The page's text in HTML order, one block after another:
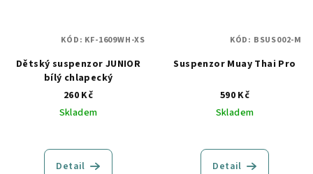
Dětský suspenzor JUNIOR
bílý chlapecký
260 Kč
Skladem
Detail
KÓD: KF-1609WH-XS
Suspenzor Muay Thai Pro
590 Kč
Skladem
Detail
KÓD: BSUS002-M